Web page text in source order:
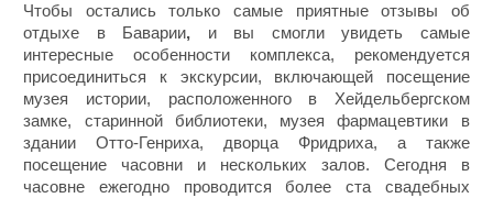
Чтобы остались только самые приятные отзывы об
отдыхе в Баварии, и вы смогли увидеть самые
интересные особенности комплекса, рекомендуется
присоединиться к экскурсии, включающей посещение
музея истории, расположенного в Хейдельбергском
замке, старинной библиотеки, музея фармацевтики в
здании Отто-Генриха, дворца Фридриха, а также
посещение часовни и нескольких залов. Сегодня в
часовне ежегодно проводится более ста свадебных